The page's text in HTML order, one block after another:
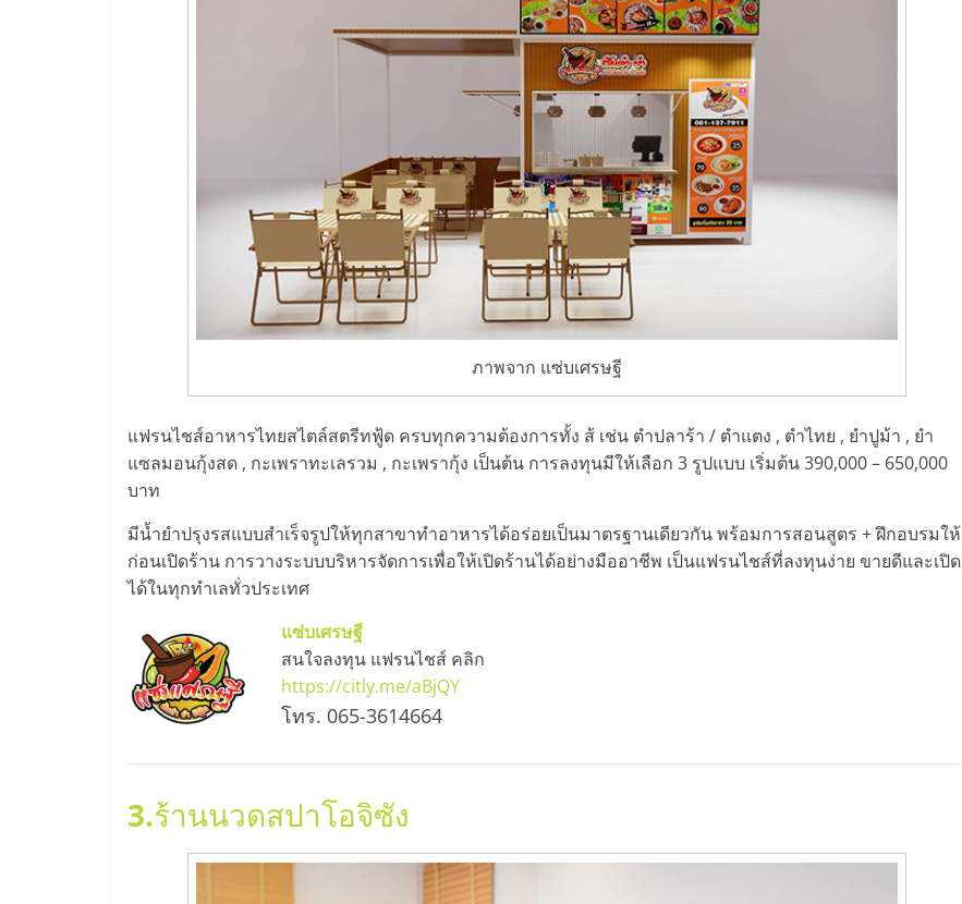
ปรึกษา
การ
ลงทุน
และ
ขยาย
ขา
ภาพจาก แซ่บเศรษฐี
แฟรนไชส์อาหารไทยสไตล์สตรีทฟู้ด ครบทุกความต้องการทั้ง ส้ เช่น ตำปลาร้า / ตำแตง , ตำไทย , ยำปูม้า , ยำ
แซลมอนกุ้งสด , กะเพราทะเลรวม , กะเพรากุ้ง เป็นต้น การลงทุนมีให้เลือก 3 รูปแบบ เริ่มต้น 390,000 – 650,000
บาท
มีน้ำยำปรุงรสแบบสำเร็จรูปให้ทุกสาขาทำอาหารได้อร่อยเป็นมาตรฐานเดียวกัน พร้อมการสอนสูตร + ฝึกอบรมให้
ก่อนเปิดร้าน การวางระบบบริหารจัดการเพื่อให้เปิดร้านได้อย่างมืออาชีพ เป็นแฟรนไชส์ที่ลงทุนง่าย ขายดีและเปิด
ได้ในทุกทำเลทั่วประเทศ
แซ่บเศรษฐี
สนใจลงทุน แฟรนไชส์ คลิก
https://citly.me/aBjQY
โทร. 065-3614664
3.ร้านนวดสปาโอจิซัง